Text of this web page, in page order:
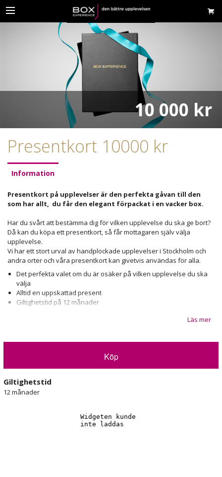
10 000 kr
Presentkort 10000 kr
Information
Presentkort på upplevelser är den perfekta gåvan till den
som har allt, du får den elegant förpackat i en vacker box.
Har du svårt att bestämma dig för vilken upplevelse du ska ge bort?
Då kan du köpa ett presentkort, så får mottagaren själv välja
upplevelse.
Vi har ett stort urval av handplockade upplevelser i Stockholm och
andra orter och våra presentkort kan givetvis användas för alla.
Det perfekta valet om du är osäker på vilken upplevelse du ska
välja
Alltid en uppskattad present
Giltighetstid på 12 månader
upplevelse.
Självklart förpackar vi presentkortet i samma vackra och exklusiva
box som alla våra upplevelser, vilket gör gåvan än mer uppskattad!
Läs mer
Köp
Giltighetstid
12 månader